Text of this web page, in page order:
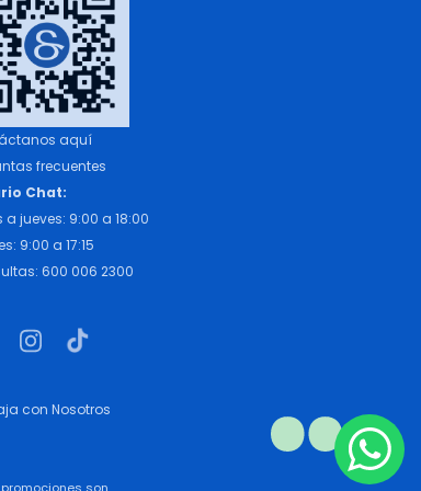
aquí
frecuentes
Chat:
a jueves: 9:00 a 18:00
9:00 a 17:15
600 006 2300
con Nosotros
son